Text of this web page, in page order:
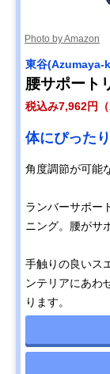
Photo by Amazon
東谷(Azumaya-
腰サポート
税込み7,962円（
体にぴった
角度調節が可能
ランバーサポー
ニング。腰がサ
手触りの良いス
ンテリアにあわ
ります。